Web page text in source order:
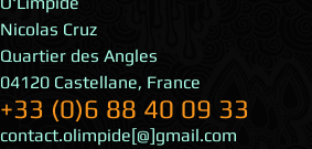
Nicolas Cruz
Quartier des Angles
04120 Castellane, France
+33 (0)6 88 40 09 33
contact.olimpide[@]gmail.com